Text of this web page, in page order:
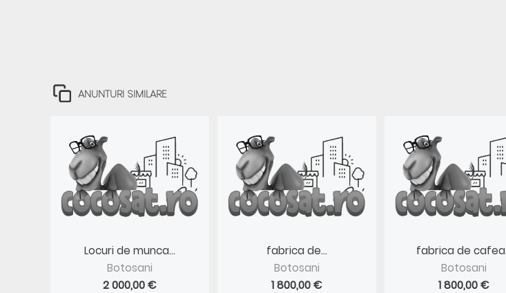
ANUNTURI SIMILARE
Locuri de munca...
Botosani
2 000,00 €
fabrica de...
Botosani
1 800,00 €
fabrica de
Botosani
1 800,00 €